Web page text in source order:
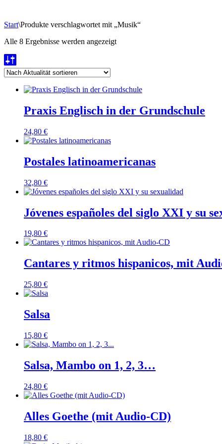
Start\Produkte verschlagwortet mit „Musik“
Alle 8 Ergebnisse werden angezeigtNach
Praxis Englisch in der Grundschule
24,80 €
Postales latinoamericanas
32,80 €
Jóvenes españoles del siglo XXI y su
19,80 €
Cantares y ritmos hispanicos, mit
25,80 €
Salsa
15,80 €
Salsa, Mambo on 1, 2, 3…
24,80 €
Alles Goethe (mit Audio-CD)
18,80 €